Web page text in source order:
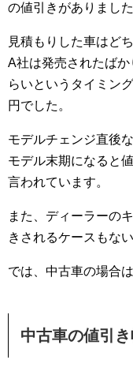
の値引きがありました
見積もりした車はど
A社は発売されたばか
らいというタイミン
円でした。
モデルチェンジ直後
モデル末期になると
言われています。
また、ディーラーの
きされるケースもな
では、中古車の場合
中古車の値引